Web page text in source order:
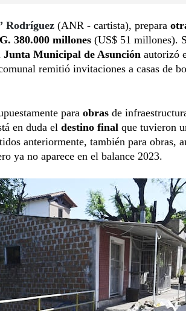
Rodríguez (ANR - cartista), prepara
G. 380.000 millones (US$ 51 millones).
Junta Municipal de Asunción autorizó
remitió invitaciones a casas de
para obras de
en duda el destino final que tuvieron
anteriormente, también para obras,
ya no aparece en el balance 2023.